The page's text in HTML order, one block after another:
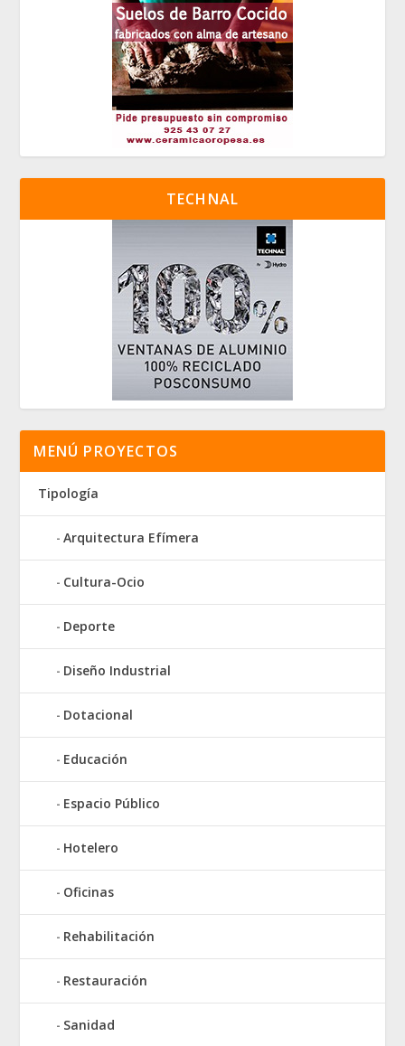
TECHNAL
MENÚ PROYECTOS
Tipología
Arquitectura Efímera
Cultura-Ocio
Deporte
Diseño Industrial
Dotacional
Educación
Espacio Público
Hotelero
Oficinas
Rehabilitación
Restauración
Sanidad